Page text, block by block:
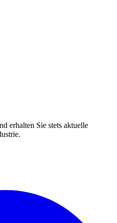
erhalten Sie stets aktuelle